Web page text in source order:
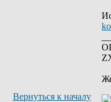
Вернуться к началу